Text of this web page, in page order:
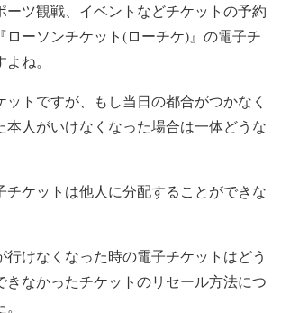
ーツ観戦、イベントなどチケットの予約
ローソンチケット(ローチケ)』の電子チ
ね。
トですが、もし当日の都合がつかなく
本人がいけなくなった場合は一体どうな
チケットは他人に分配することができな
行けなくなった時の電子チケットはどう
きなかったチケットのリセール方法につ